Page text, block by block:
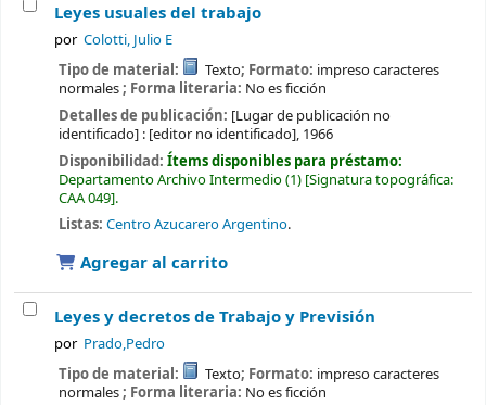
Leyes usuales del trabajo
por Colotti, Julio E
Tipo de material: Texto; Formato: impreso caracteres
normales; Forma literaria: No es ficción
Detalles de publicación: [Lugar de publicación no
identificado] : [editor no identificado], 1966
Disponibilidad: Ítems disponibles para préstamo:
Departamento Archivo Intermedio(1) Signatura topográfica:
CAA 049 .
Listas: Centro Azucarero Argentino.
Agregar al carrito
Leyes y decretos de Trabajo y Previsión
por Prado,Pedro
Tipo de material: Texto; Formato: impreso caracteres
normales; Forma literaria: No es ficción